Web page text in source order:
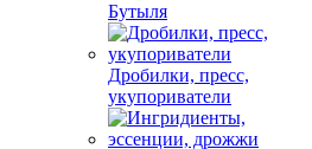
Бутыля
Дробилки, пресс,
укупориватели